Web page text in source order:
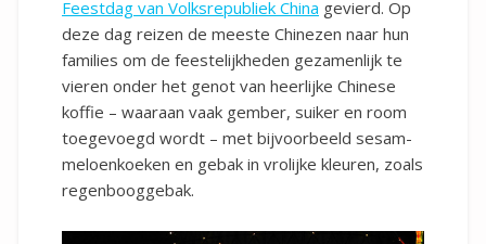
Feestdag van Volksrepubliek China gevierd. Op
deze dag reizen de meeste Chinezen naar hun
families om de feestelijkheden gezamenlijk te
vieren onder het genot van heerlijke Chinese
koffie – waaraan vaak gember, suiker en room
toegevoegd wordt – met bijvoorbeeld sesam-
meloenkoeken en gebak in vrolijke kleuren, zoals
regenbooggebak.